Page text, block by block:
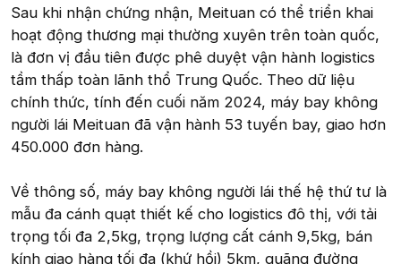
Sau khi nhận chứng nhận, Meituan có thể triển khai
hoạt động thương mại thường xuyên trên toàn quốc,
là đơn vị đầu tiên được phê duyệt vận hành logistics
tầm thấp toàn lãnh thổ Trung Quốc. Theo dữ liệu
chính thức, tính đến cuối năm 2024, máy bay không
người lái Meituan đã vận hành 53 tuyến bay, giao hơn
450.000 đơn hàng.
Về thông số, máy bay không người lái thế hệ thứ tư là
mẫu đa cánh quạt thiết kế cho logistics đô thị, với tải
trọng tối đa 2,5kg, trọng lượng cất cánh 9,5kg, bán
kính giao hàng tối đa (khứ hồi) 5km, quãng đường